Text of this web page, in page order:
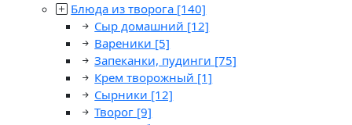
Блюда из творога [140]
Сыр домашний [12]
Вареники [5]
Запеканки, пудинги [75]
Крем творожный [1]
Сырники [12]
Творог [9]